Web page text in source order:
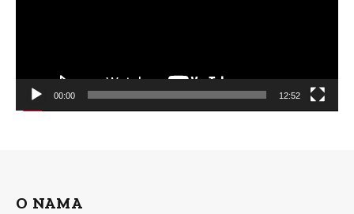
00:00 12:52
O NAMA